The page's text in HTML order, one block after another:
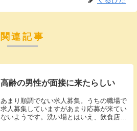
関連記事
高齢の男性が面接に来たらしい
あまり順調でない求人募集。うちの職場で
求人募集していますがあまり応募が来てい
ないようです。洗い場とはいえ、飲食店だ